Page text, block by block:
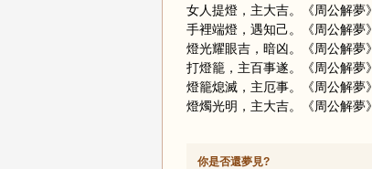
女人提燈，主大吉。《周公解夢》
手裡端燈，遇知己。《周公解夢》
燈光耀眼吉，暗凶。《周公解夢》
打燈籠，主百事遂。《周公解夢》
燈籠熄滅，主厄事。《周公解夢》
燈燭光明，主大吉。《周公解夢》
你是否還夢見?